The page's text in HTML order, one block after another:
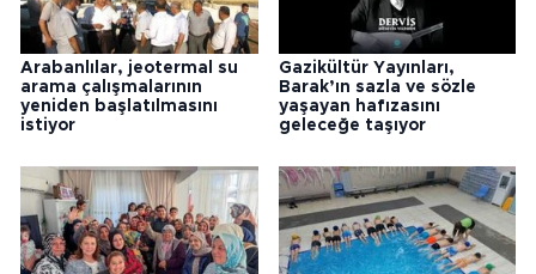
Arabanlılar, jeotermal su
arama çalışmalarının
yeniden başlatılmasını
istiyor
Gazikültür Yayınları,
Barak’ın sazla ve sözle
yaşayan hafızasını
geleceğe taşıyor